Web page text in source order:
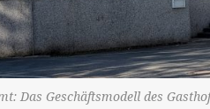
Das Geschäftsmodell des